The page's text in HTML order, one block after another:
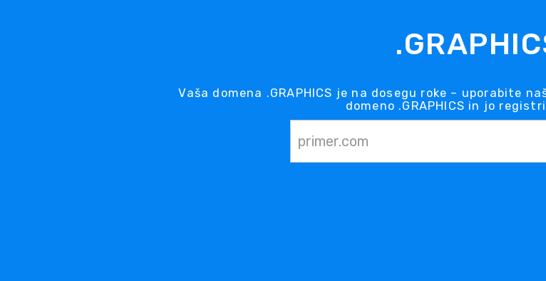
Vaša domena .GRAPHICS je na dosegu roke – uporabite
domeno .GRAPHICS in jo